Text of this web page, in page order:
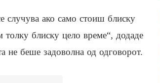
случува ако само стоиш блиску
толку блиску цело време“, додаде
не беше задоволна од одговорот.